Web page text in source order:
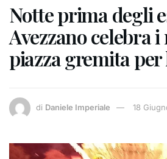
Notte prima degli
Avezzano celebra
piazza gremita per
di Daniele Imperiale 18